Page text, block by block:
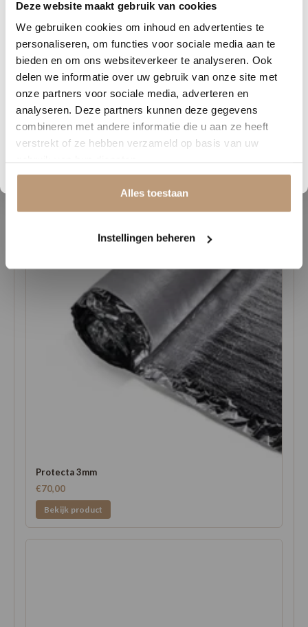
0
DAGEN
21
UREN
36
MINUTEN
30
SECONDEN
Nu tijdelijk 10% korting op
jouw vloer
Vraag snel een offerte aan en bespaar direct.
Bekijk plak PVC vloeren
Deze website maakt gebruik van cookies
We gebruiken cookies om inhoud en advertenties te
personaliseren, om functies voor sociale media aan te
bieden en om ons websiteverkeer te analyseren. Ook
delen we informatie over uw gebruik van onze site met
onze partners voor sociale media, adverteren en
analyseren. Deze partners kunnen deze gegevens
combineren met andere informatie die u aan ze heeft
verstrekt of ze hebben verzameld op basis van uw
Alles toestaan
Instellingen beheren
prachtige vloer legt. Daarnaast is het onderhoudsvriendelijk en
slijtvast, ideaal voor gezinnen en drukke huishoudens.
BijVloerenhuys de Veluwehelpen we je graag bij het kiezen van de
juiste kleur en stijl die perfect aansluit bij jouw woonwensen. Bezoek
onze showroom en ontdek de collectie m2 een vloer die stijl, gemak
en duurzaamheid combineert
Gerelateerde producten
Protecta 3mm
€70,00
Bekijk product